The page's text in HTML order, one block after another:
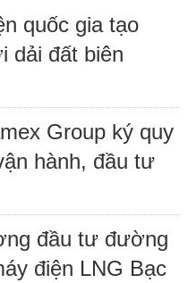
quốc gia tạo
dải đất biên
Group ký quy
hành, đầu tư
đầu tư đường
điện LNG Bạc